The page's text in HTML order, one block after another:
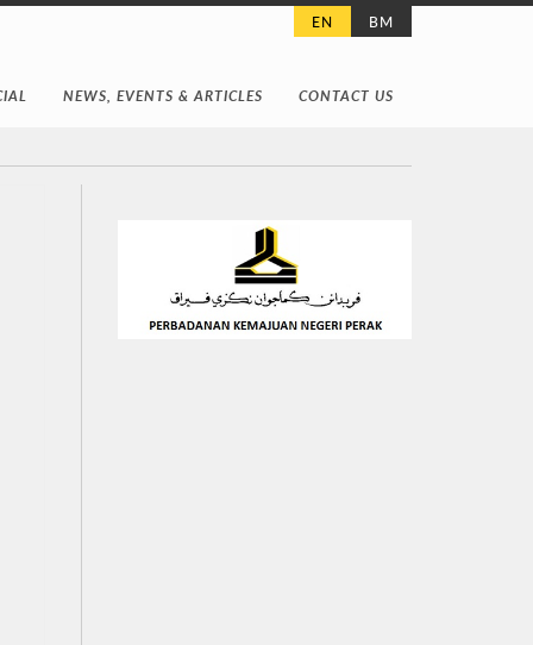
EN BM
NEWS, EVENTS & ARTICLES CONTACT US